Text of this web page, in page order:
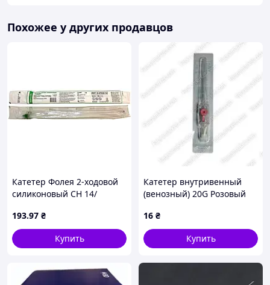
Похожее у других продавцов
Катетер Фолея 2-ходовой
силиконовый СН 14/
193.97 ₴
Купить
Катетер внутривенный
(венозный) 20G Розовый
16 ₴
Купить